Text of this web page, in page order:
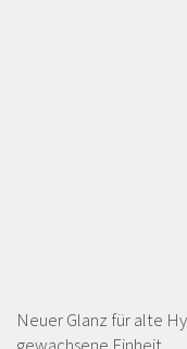
Neuer Glanz für alte